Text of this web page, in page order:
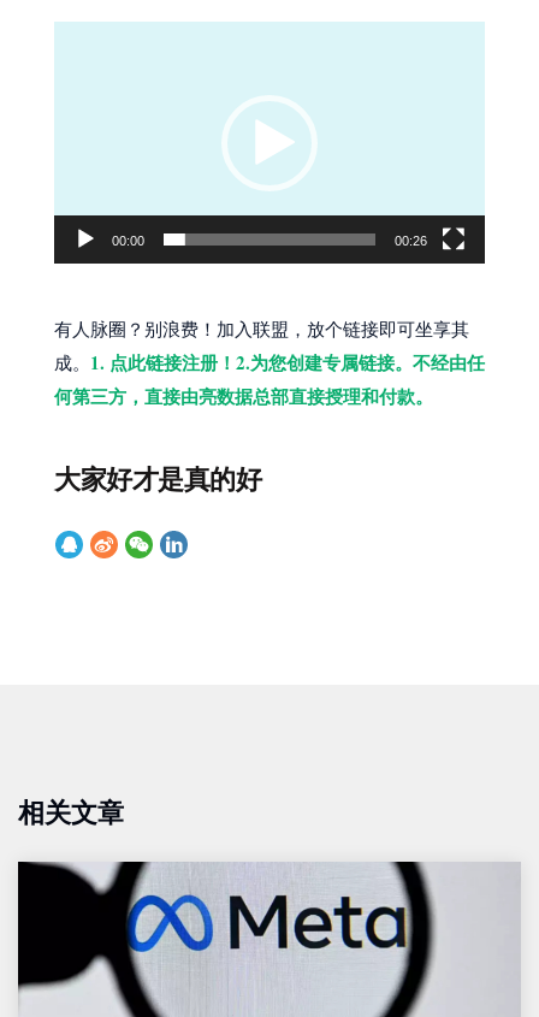
00:00 00:26
有人脉圈？别浪费！加入联盟，放个链接即可坐享其
成。 1. 点此链接注册！2.为您创建专属链接。不经由任
何第三方，直接由亮数据总部直接授理和付款。
大家好才是真的好
相关文章